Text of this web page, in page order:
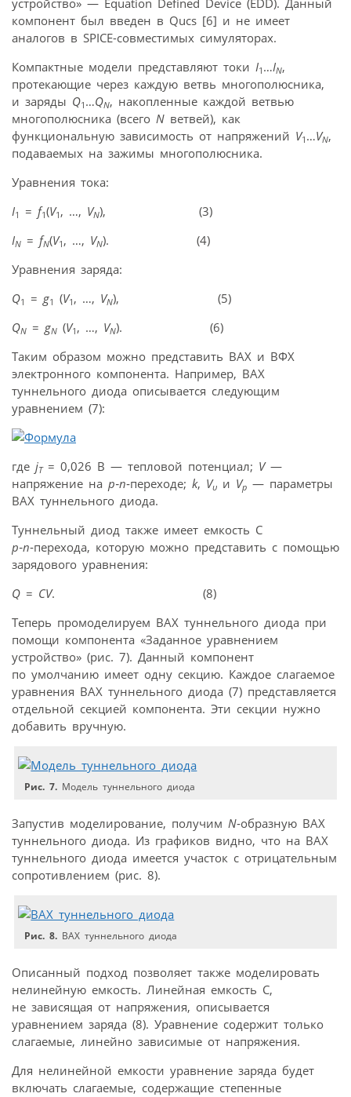
устройство» — Equation Defined Device (EDD). Данный
компонент был введен в Qucs [6] и не имеет
аналогов в SPICE-совместимых симуляторах.
Компактные модели представляют токи I1 …IN,
протекающие через каждую ветвь многополюсника,
и заряды Q1 …QN, накопленные каждой ветвью
многополюсника (всего N ветвей), как
функциональную зависимость от напряжений V1 …VN,
подаваемых на зажимы многополюсника.
Уравнения тока:
I1 = f1(V1 , …, VN), (3)
IN = fN(V1 , …, VN). (4)
Уравнения заряда:
Q1 = g1 (V1 , …, VN), (5)
QN = gN (V1 , …, VN). (6)
Таким образом можно представить ВАХ и ВФХ
электронного компонента. Например, ВАХ
туннельного диода описывается следующим
уравнением (7):
где jT= 0,026 В — тепловой потенциал; V—
напряжение на p‑n‑переходе; k, Vυ и Vp — параметры
ВАХ туннельного диода.
Туннельный диод также имеет емкость C
p‑n‑перехода, которую можно представить с помощью
зарядового уравнения:
Q = CV. (8)
Теперь промоделируем ВАХ туннельного диода при
помощи компонента «Заданное уравнением
устройство» (рис. 7). Данный компонент
по умолчанию имеет одну секцию. Каждое слагаемое
уравнения ВАХ туннельного диода (7) представляется
отдельной секцией компонента. Эти секции нужно
добавить вручную.
Рис. 7. Модель туннельного диода
Запустив моделирование, получим N‑образную ВАХ
туннельного диода. Из графиков видно, что на ВАХ
туннельного диода имеется участок с отрицательным
сопротивлением (рис. 8).
Рис. 8. ВАХ туннельного диода
Описанный подход позволяет также моделировать
нелинейную емкость. Линейная емкость C,
не зависящая от напряжения, описывается
уравнением заряда (8). Уравнение содержит только
слагаемые, линейно зависимые от напряжения.
Для нелинейной емкости уравнение заряда будет
включать слагаемые, содержащие степенные